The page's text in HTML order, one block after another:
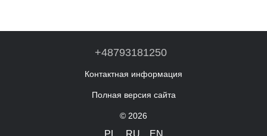
+48793181250
Контактная информация
Полная версия сайта
© 2026
PL RU EN